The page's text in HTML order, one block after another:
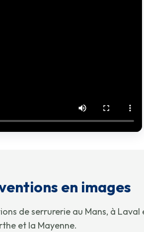
en images
de serrurerie au Mans, à
et la Mayenne.